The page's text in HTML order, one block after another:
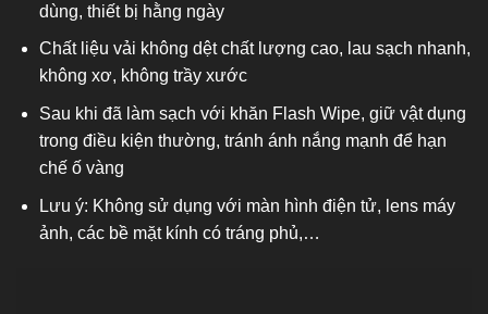
dùng, thiết bị hằng ngày
Chất liệu vải không dệt chất lượng cao, lau sạch nhanh,
không xơ, không trầy xước
Sau khi đã làm sạch với khăn Flash Wipe, giữ vật dụng
trong điều kiện thường, tránh ánh nắng mạnh để hạn
chế ố vàng
Lưu ý: Không sử dụng với màn hình điện tử, lens máy
ảnh, các bề mặt kính có tráng phủ,…